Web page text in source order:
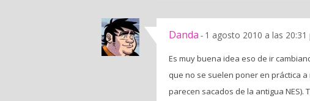
Danda - 1 agosto 2010 a las 20:31
Es muy buena idea eso de ir
que no se suelen poner en práctica
parecen sacados de la antigua